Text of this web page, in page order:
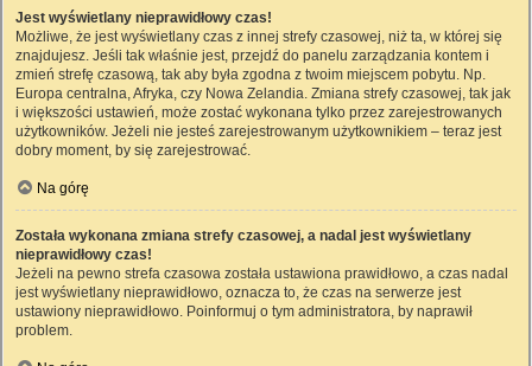
Jest wyświetlany nieprawidłowy czas!
Możliwe, że jest wyświetlany czas z innej strefy czasowej, niż ta, w której się
znajdujesz. Jeśli tak właśnie jest, przejdź do panelu zarządzania kontem i
zmień strefę czasową, tak aby była zgodna z twoim miejscem pobytu. Np.
Europa centralna, Afryka, czy Nowa Zelandia. Zmiana strefy czasowej, tak jak
i większości ustawień, może zostać wykonana tylko przez zarejestrowanych
użytkowników. Jeżeli nie jesteś zarejestrowanym użytkownikiem – teraz jest
dobry moment, by się zarejestrować.
Na górę
Została wykonana zmiana strefy czasowej, a nadal jest wyświetlany
nieprawidłowy czas!
Jeżeli na pewno strefa czasowa została ustawiona prawidłowo, a czas nadal
jest wyświetlany nieprawidłowo, oznacza to, że czas na serwerze jest
ustawiony nieprawidłowo. Poinformuj o tym administratora, by naprawił
problem.